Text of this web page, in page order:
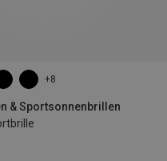
+8
& Sportsonnenbrillen